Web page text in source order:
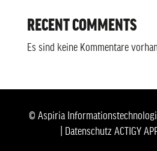
RECENT COMMENTS
Es sind keine Kommentare
© Aspiria
Datenschutz ACTIGY